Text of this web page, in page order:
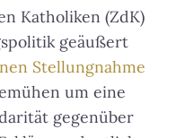
Katholiken (ZdK)
geäußert
Stellungnahme
um eine
gegenüber